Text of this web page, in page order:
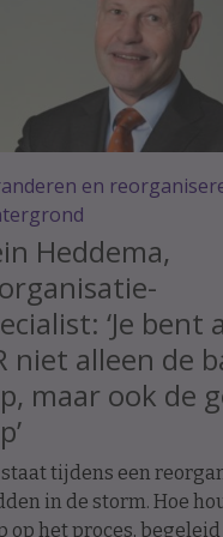
en
Heddema,
‘Je bent
niet alleen de
maar ook de
staat tijdens een
in de storm. Hoe
op het proces,